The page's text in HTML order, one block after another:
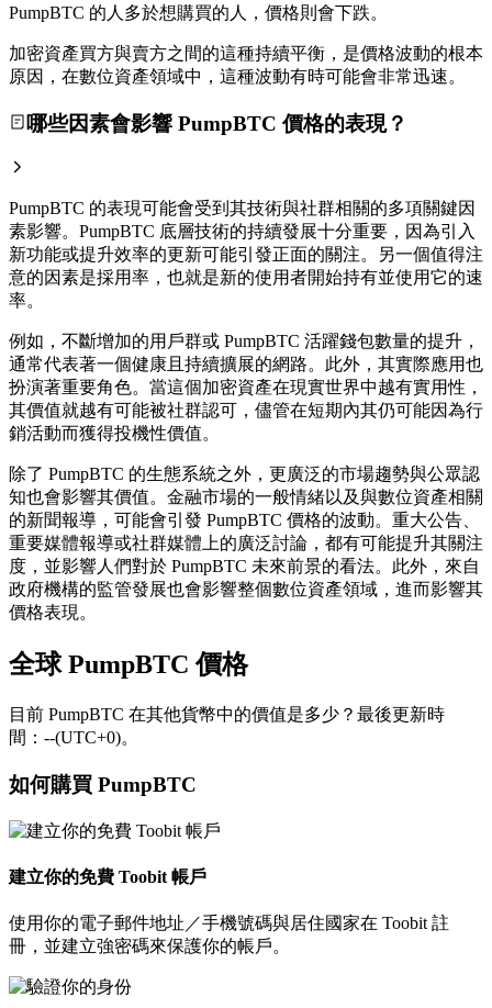
PumpBTC 的人多於想購買的人，價格則會下跌。
加密資產買方與賣方之間的這種持續平衡，是價格波動的根本
原因，在數位資產領域中，這種波動有時可能會非常迅速。
哪些因素會影響 PumpBTC 價格的表現？
PumpBTC 的表現可能會受到其技術與社群相關的多項關鍵因
素影響。PumpBTC 底層技術的持續發展十分重要，因為引入
新功能或提升效率的更新可能引發正面的關注。另一個值得注
意的因素是採用率，也就是新的使用者開始持有並使用它的速
率。
例如，不斷增加的用戶群或 PumpBTC 活躍錢包數量的提升，
通常代表著一個健康且持續擴展的網路。此外，其實際應用也
扮演著重要角色。當這個加密資產在現實世界中越有實用性，
其價值就越有可能被社群認可，儘管在短期內其仍可能因為行
銷活動而獲得投機性價值。
除了 PumpBTC 的生態系統之外，更廣泛的市場趨勢與公眾認
知也會影響其價值。金融市場的一般情緒以及與數位資產相關
的新聞報導，可能會引發 PumpBTC 價格的波動。重大公告、
重要媒體報導或社群媒體上的廣泛討論，都有可能提升其關注
度，並影響人們對於 PumpBTC 未來前景的看法。此外，來自
政府機構的監管發展也會影響整個數位資產領域，進而影響其
價格表現。
全球 PumpBTC 價格
目前 PumpBTC 在其他貨幣中的價值是多少？最後更新時
間：--(UTC+0)。
如何購買 PumpBTC
建立你的免費 Toobit 帳戶
使用你的電子郵件地址／手機號碼與居住國家在 Toobit 註
冊，並建立強密碼來保護你的帳戶。